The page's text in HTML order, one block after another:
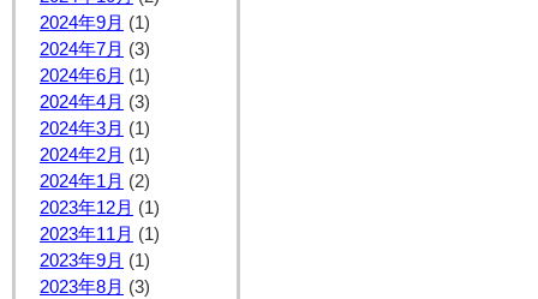
2024年9月 (1)
2024年7月 (3)
2024年6月 (1)
2024年4月 (3)
2024年3月 (1)
2024年2月 (1)
2024年1月 (2)
2023年12月 (1)
2023年11月 (1)
2023年9月 (1)
2023年8月 (3)